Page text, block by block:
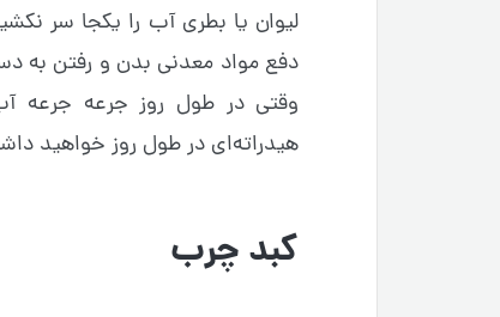
لیوان یا بطری آب را یکجا سر
دفع مواد معدنی بدن و رفتن به
وقتی در طول روز جرعه جرعه
هیدراته‌ای در طول روز خواهید
کبد چرب